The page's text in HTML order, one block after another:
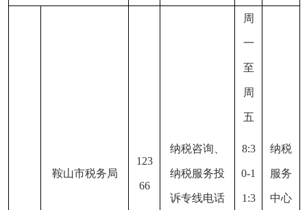
鞍山市税务局
123
66
纳税咨询、
纳税服务投
诉专线电话
周
一
至
周
五
8:3
0-1
1:3
纳税
服务
中心